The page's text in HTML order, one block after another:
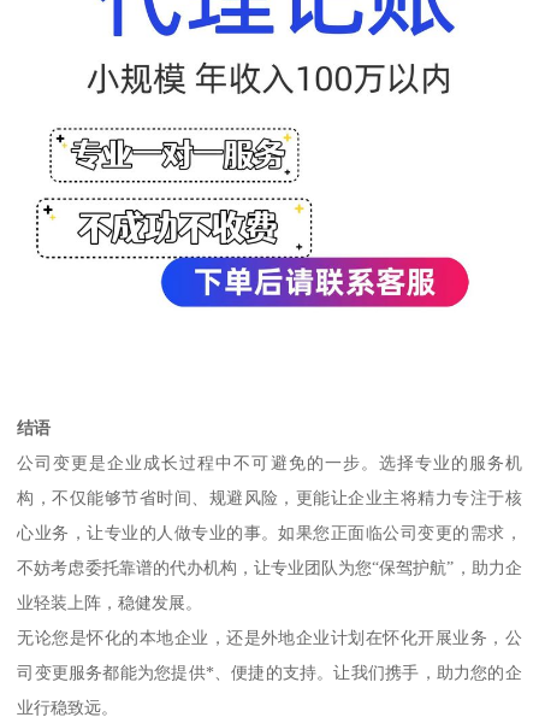
结语
公司变更是企业成长过程中不可避免的一步。选择专业的服务机
构，不仅能够节省时间、规避风险，更能让企业主将精力专注于核
心业务，让专业的人做专业的事。如果您正面临公司变更的需求，
不妨考虑委托靠谱的代办机构，让专业团队为您“保驾护航”，助力企
业轻装上阵，稳健发展。
无论您是怀化的本地企业，还是外地企业计划在怀化开展业务，公
司变更服务都能为您提供*、便捷的支持。让我们携手，助力您的企
业行稳致远。